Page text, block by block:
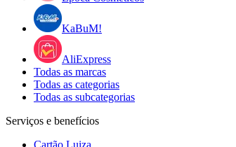
KaBuM!
AliExpress
Todas as marcas
Todas as categorias
Todas as subcategorias
Serviços e benefícios
Cartão Luiza